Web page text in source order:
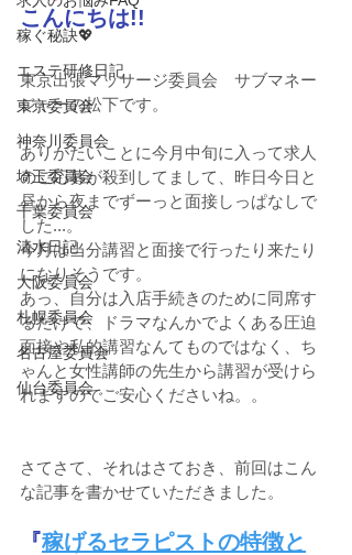
稼ぐ秘訣💖
エステ研修日記
東京委員会
神奈川委員会
埼玉委員会
千葉委員会
清水日記
大阪委員会
札幌委員会
名古屋委員会
仙台委員会
こんにちは!!
東京出張マッサージ委員会　サブマネー
ジャーの松下です。
ありがたいことに今月中旬に入って求人
のご応募が殺到してまして、昨日今日と
昼から夜までずーっと面接しっぱなしで
した...。
今月は当分講習と面接で行ったり来たり
になりそうです。
あっ、自分は入店手続きのために同席す
るだけで、ドラマなんかでよくある圧迫
面接や私的講習なんてものではなく、ち
ゃんと女性講師の先生から講習が受けら
れますのでご安心くださいね。。
さてさて、それはさておき、前回はこん
な記事を書かせていただきました。
『稼げるセラピストの特徴と